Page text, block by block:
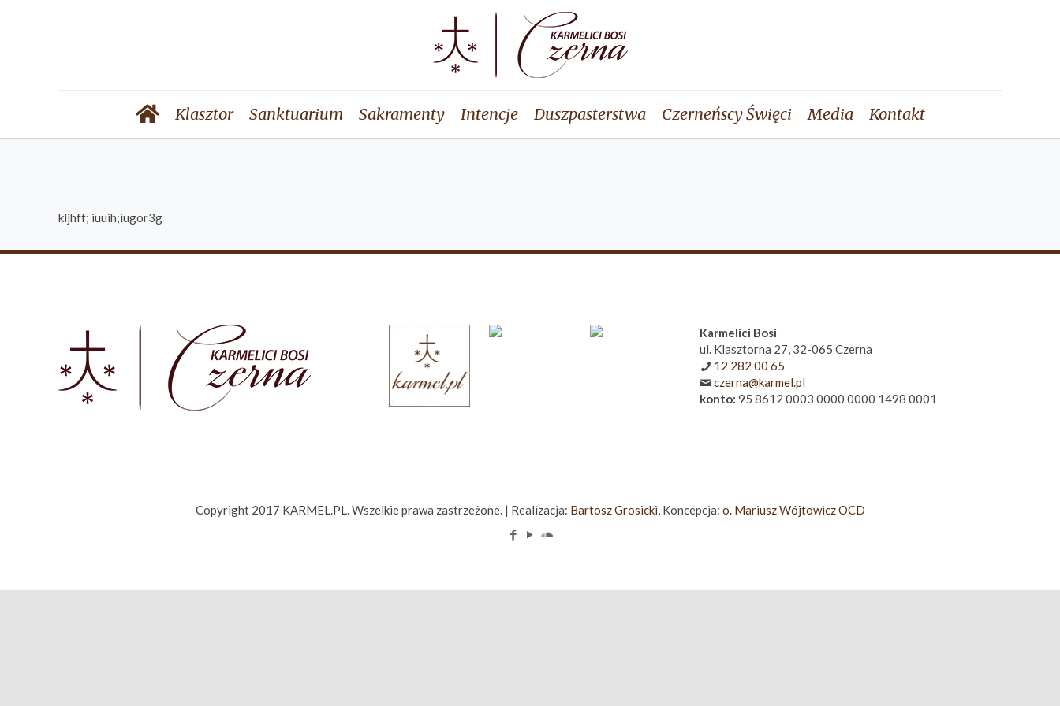
Klasztor Sanktuarium Sakramenty Intencje Duszpasterstwa Czerneńscy Święci Media Kontakt
kljhff; iuuih;iugor3g
Karmelici Bosi
ul. Klasztorna 27, 32-065 Czerna
12 282 00 65
czerna@karmel.pl
konto: 95 8612 0003 0000 0000 1498 0001
Copyright 2017 KARMEL.PL. Wszelkie prawa zastrzeżone. | Realizacja: Bartosz Grosicki, Koncepcja: o. Mariusz Wójtowicz OCD